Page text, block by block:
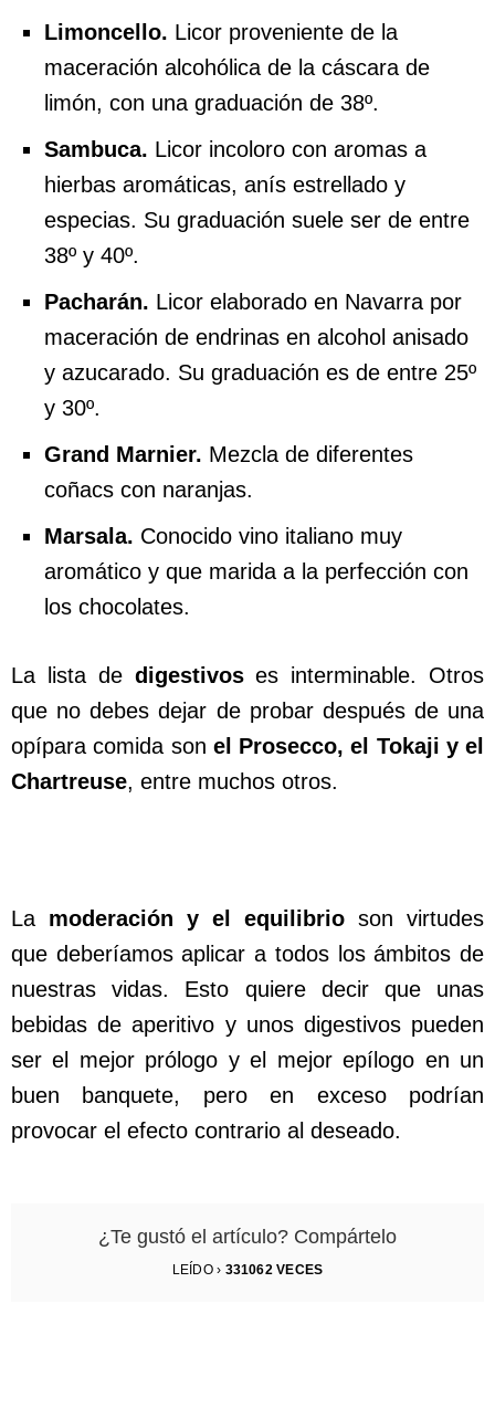
Limoncello. Licor proveniente de la
maceración alcohólica de la cáscara de
limón, con una graduación de 38º.
Sambuca. Licor incoloro con aromas a
hierbas aromáticas, anís estrellado y
especias. Su graduación suele ser de entre
38º y 40º.
Pacharán. Licor elaborado en Navarra por
maceración de endrinas en alcohol anisado
y azucarado. Su graduación es de entre 25º
y 30º.
Grand Marnier. Mezcla de diferentes
coñacs con naranjas.
Marsala. Conocido vino italiano muy
aromático y que marida a la perfección con
los chocolates.
La lista de digestivoses interminable. Otros
que no debes dejar de probar después de una
opípara comida son el Prosecco, el Tokaji y el
Chartreuse, entre muchos otros.
La moderación y el equilibrio son virtudes
que deberíamos aplicar a todos los ámbitos de
nuestras vidas. Esto quiere decir que unas
bebidas de aperitivo y unos digestivos pueden
ser el mejor prólogo y el mejor epílogo en un
buen banquete, pero en exceso podrían
provocar el efecto contrario al deseado.
¿Te gustó el artículo? Compártelo
LEÍDO › 331062VECES